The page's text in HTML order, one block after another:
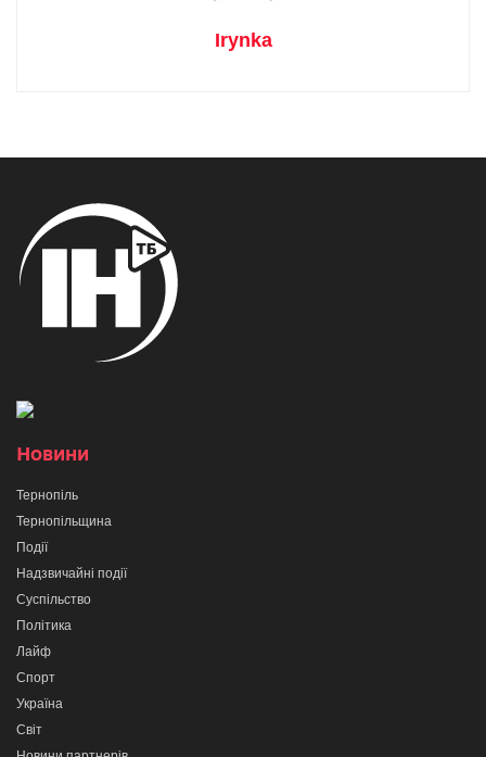
Irynka
Новини
Тернопіль
Тернопільщина
Події
Надзвичайні події
Суспільство
Політика
Лайф
Спорт
Україна
Світ